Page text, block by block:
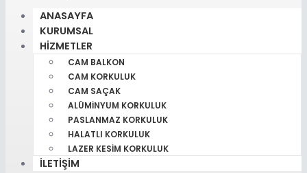
ANASAYFA
KURUMSAL
HIZMETLER
CAM BALKON
CAM KORKULUK
CAM SAÇAK
ALÜMINYUM KORKULUK
PASLANMAZ KORKULUK
HALATLI KORKULUK
LAZER KESIM KORKULUK
İLETIŞIM